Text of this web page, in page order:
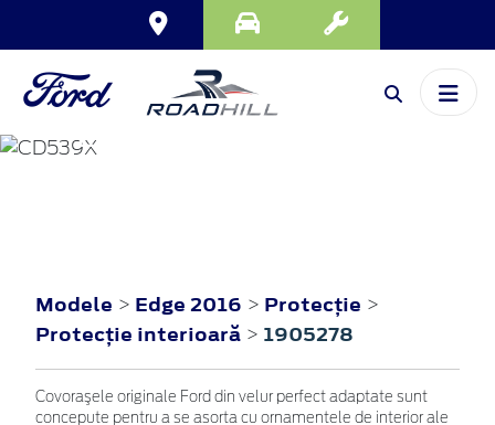
EDGE
Modele > Edge 2016 > Protecţie >
Protecţie interioară > 1905278
Covoraşele originale Ford din velur perfect adaptate sunt
concepute pentru a se asorta cu ornamentele de interior ale